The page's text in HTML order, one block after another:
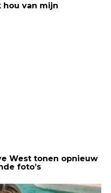
hou van mijn
West tonen opnieuw
foto’s